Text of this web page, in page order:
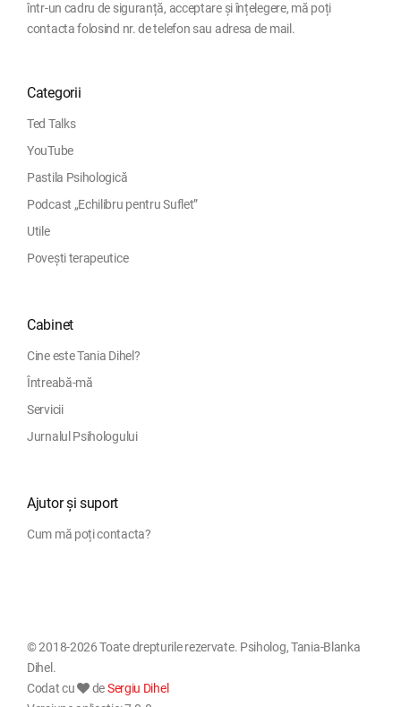
într-un cadru de siguranță, acceptare și înțelegere, mă poți
contacta folosind nr. de telefon sau adresa de mail.
Categorii
Ted Talks
YouTube
Pastila Psihologică
Podcast „Echilibru pentru Suflet”
Utile
Povești terapeutice
Cabinet
Cine este Tania Dihel?
Întreabă-mă
Servicii
Jurnalul Psihologului
Ajutor și suport
Cum mă poți contacta?
© 2018-2026 Toate drepturile rezervate. Psiholog, Tania-Blanka
Dihel.
Codat cu
deSergiu Dihel